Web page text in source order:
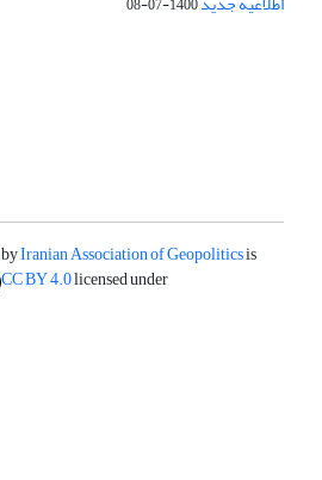
byIranian Association of Geopoliticsis
licensed under
CC BY 4.0